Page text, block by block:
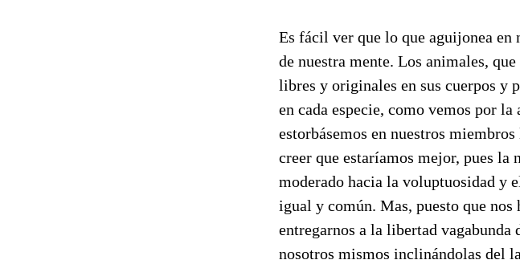
Es fácil ver que lo que aguijonea
de nuestra mente. Los animales,
libres y originales en sus cuerpos y
en cada especie, como vemos por
estorbásemos en nuestros
creer que estaríamos mejor, pues la
moderado hacia la voluptuosidad y
igual y común. Mas, puesto que nos
entregarnos a la libertad vagabunda
nosotros mismos inclinándolas del